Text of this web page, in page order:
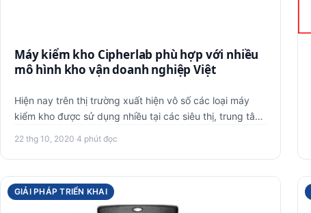
Máy kiểm kho Cipherlab phù hợp với nhiều
mô hình kho vận doanh nghiệp Việt
Hiện nay trên thị trường xuất hiện vô số các loại máy
kiểm kho được sử dụng nhiều tại các siêu thị, trung tâm
22 thg 10, 2020·4 phút đọc
GIẢI PHÁP TRIỂN KHAI